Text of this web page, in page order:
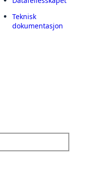
Teknisk
dokumentasjon